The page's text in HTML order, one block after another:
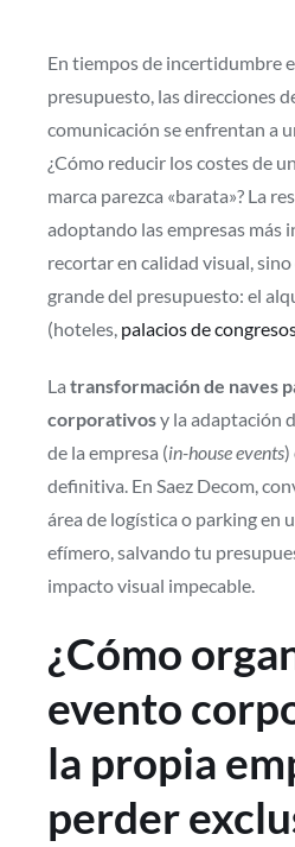
En tiempos de incertidumbre
presupuesto, las direcciones
comunicación se enfrentan a
¿Cómo reducir los costes de
marca parezca «barata»? La
adoptando las empresas más
recortar en calidad visual,
grande del presupuesto: el
(hoteles, palacios de
La transformación de naves
corporativosy la adaptación
de la empresa (in-house events)
definitiva. En Saez Decom,
área de logística o parking en
efímero, salvando tu
impacto visual impecable.
¿Cómo
evento
la propia
perder